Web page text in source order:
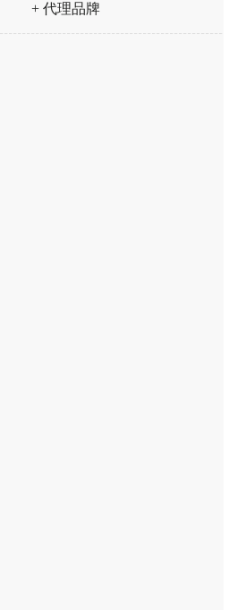
+ 代理品牌